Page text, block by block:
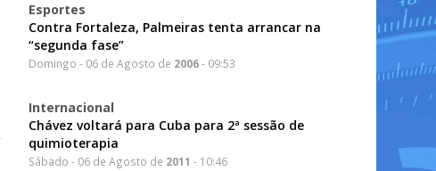
Esportes
Contra Fortaleza, Palmeiras tenta arrancar na
“segunda fase”
Domingo - 06 de Agosto de 2006- 09:53
Internacional
Chávez voltará para Cuba para 2ª sessão de
quimioterapia
Sábado - 06 de Agosto de 2011 - 10:46